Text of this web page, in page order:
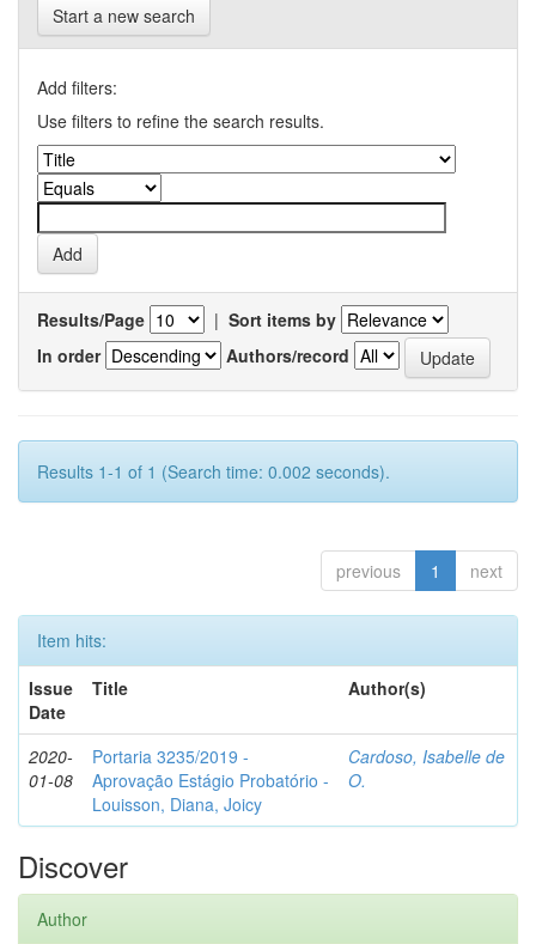
Start a new search
Add filters:
Use filters to refine the search results.
Results/Page | Sort items by
In order
Authors/record
Results 1-1 of 1 (Search time: 0.002 seconds).
previous 1 next
Item hits:
Issue
Date
Title Author(s)
2020-
01-08
Portaria 3235/2019 -
Aprovação Estágio Probatório -
Louisson, Diana, Joicy
Cardoso, Isabelle de
O.
Discover
Author